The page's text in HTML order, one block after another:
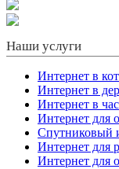
Наши услуги
Интернет в
Интернет в
Интернет в
Интернет для
Спутниковый
Интернет для
Интернет для